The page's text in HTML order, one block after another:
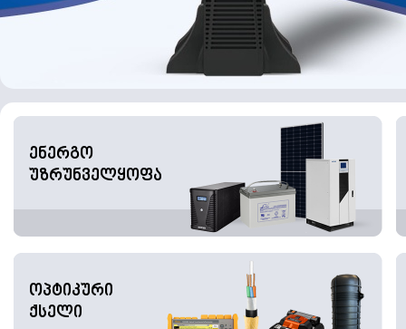
ენერგო
უზრუნველყოფა
ოპტიკური
ქსელი